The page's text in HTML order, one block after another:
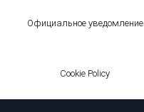
Официальное уведомление
Cookie Policy